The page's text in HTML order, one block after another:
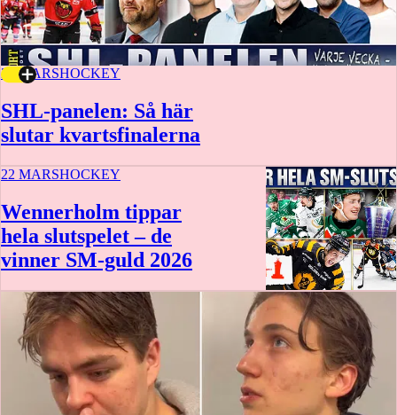
23 MARSHOCKEY
SHL-panelen: Så här
slutar kvartsfinalerna
22 MARSHOCKEY
Wennerholm tippar
hela slutspelet – de
vinner SM-guld 2026